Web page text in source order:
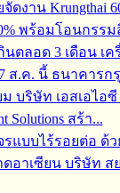
าน Krungthai
พร้อมโอนกรร
ตลอด 3 เดือน เค
ส.ค. นี้ ธนาคารก
บริษัท เอสเอไอซี
Solutions สร้า...
แบบไร้รอยต่อ ด้ว
อาเซียน บริษัท